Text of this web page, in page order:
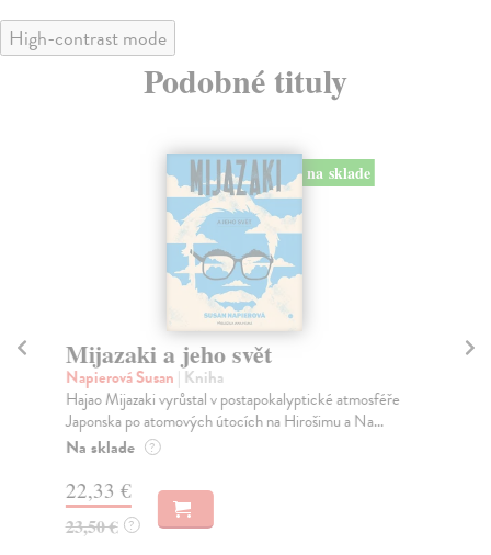
High-contrast mode
Podobné tituly
na sklade
Mijazaki a jeho svět
Napierová Susan | Kniha
Hajao Mijazaki vyrůstal v postapokalyptické atmosféře
Japonska po atomových útocích na Hirošimu a Na...
Na sklade ?
22,33 €
23,50 € ?